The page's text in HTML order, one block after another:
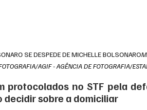
SE DESPEDE DE MICHELLE BOLSONARO
AGIF - AGÊNCIA DE FOTOGRAFIA/
protocolados no STF pela
decidir sobre a domiciliar